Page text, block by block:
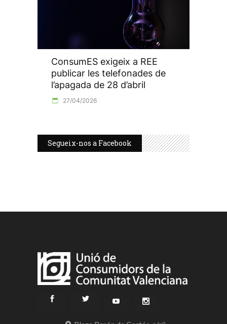
ConsumES exigeix a REE
publicar les telefonades de
l’apagada de 28 d’abril
27/04/2026
Segueix-nos a Facebook